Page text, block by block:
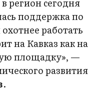
регион сегодня
поддержка по
работать
на Кавказ как на
площадку», —
развития
.